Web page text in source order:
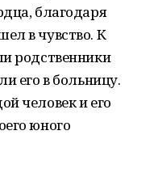
благодаря
в чувство. К
родственники
его в больницу.
человек и его
юного